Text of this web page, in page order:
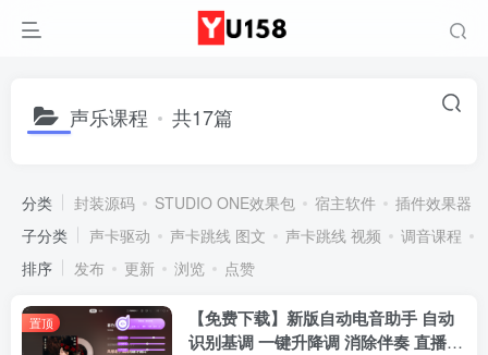
声乐课程 共17篇
分类 封装源码 STUDIO ONE效果包 宿主软件
插件效果器
子分类
声卡驱动 声卡跳线 图文 声卡跳线 视频 调音课程
排序
发布 更新 浏览 点赞
置顶
【免费下载】新版自动电音助手 自动
识别基调 一键升降调 消除伴奏 直播唱